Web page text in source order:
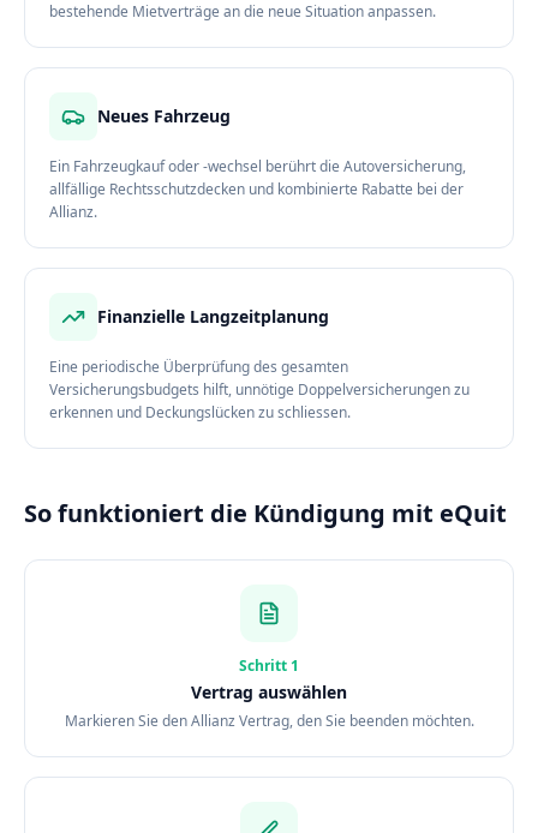
bestehende Mietverträge an die neue Situation anpassen.
Neues Fahrzeug
Ein Fahrzeugkauf oder -wechsel berührt die Autoversicherung,
allfällige Rechtsschutzdecken und kombinierte Rabatte bei der
Allianz.
Finanzielle Langzeitplanung
Eine periodische Überprüfung des gesamten
Versicherungsbudgets hilft, unnötige Doppelversicherungen zu
erkennen und Deckungslücken zu schliessen.
So funktioniert die Kündigung mit eQuit
Schritt 1
Vertrag auswählen
Markieren Sie den Allianz Vertrag, den Sie beenden möchten.